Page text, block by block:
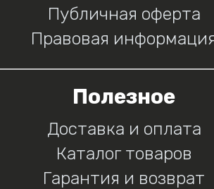
Публичная оферта
Правовая
Полезное
Доставка и оплата
Каталог товаров
Гарантия и возврат